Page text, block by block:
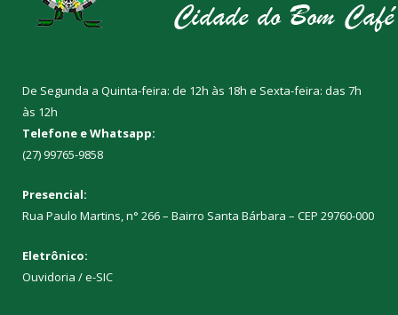
De Segunda a Quinta-feira: de 12h às 18h e Sexta-feira: das 7h
às 12h
Telefone e Whatsapp:
(27) 99765-9858
Presencial:
Rua Paulo Martins, n° 266 – Bairro Santa Bárbara – CEP 29760-000
Eletrônico:
Ouvidoria /e-SIC